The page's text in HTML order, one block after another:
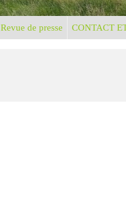
Revue de presse CONTACT